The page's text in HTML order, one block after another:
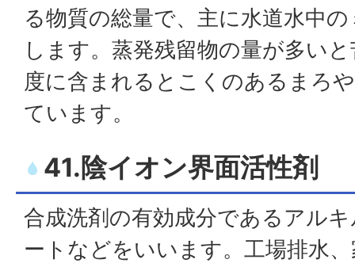
る物質の総量で、主に水道水中
します。蒸発残留物の量が多い
度に含まれるとこくのあるまろ
ています。
41.陰イオン界面活性剤
合成洗剤の有効成分であるアル
ートなどをいいます。工場排水